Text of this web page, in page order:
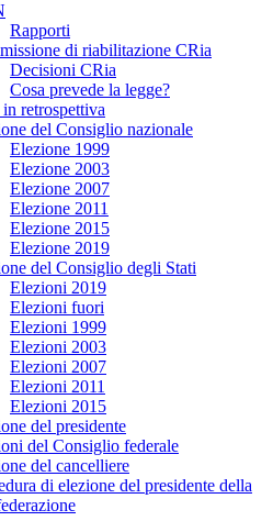
Rapporti
di riabilitazione CRia
Decisioni CRia
Cosa prevede la legge?
retrospettiva
del Consiglio nazionale
Elezione 1999
Elezione 2003
Elezione 2007
Elezione 2011
Elezione 2015
Elezione 2019
del Consiglio degli Stati
Elezioni 2019
Elezioni fuori
Elezioni 1999
Elezioni 2003
Elezioni 2007
Elezioni 2011
Elezioni 2015
del presidente
del Consiglio federale
del cancelliere
di elezione del presidente della